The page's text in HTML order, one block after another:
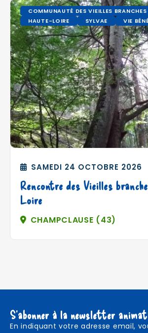
COMMUNAUTÉ DES VIEILLES BRANCHES
HAUTE-LOIRE
SYLVAE VIE
SAMEDI 24 OCTOBRE 2026
Rencontre des Vieilles
Loire
CHAMPCLAUSE (43)
S'abonner à la newsletter
En indiquant votre adresse email,